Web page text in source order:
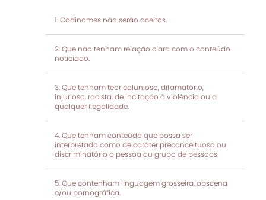
Codinomes não serão aceitos.
Que não tenham relação clara com o conteúdo
noticiado.
Que tenham teor calunioso, difamatório,
injurioso, racista, de incitação à violência ou a
qualquer ilegalidade.
Que tenham conteúdo que possa ser
interpretado como de caráter preconceituoso ou
discriminatório a pessoa ou grupo de pessoas.
Que contenham linguagem grosseira, obscena
e/ou pornográfica.